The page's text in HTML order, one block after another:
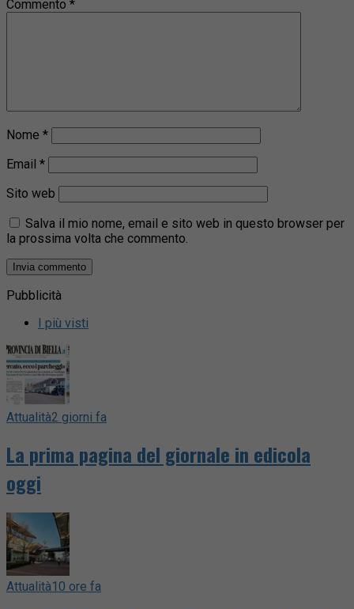
Commento *
Nome *
Email *
Sito web
Salva il mio nome, email e sito web in questo browser per
la prossima volta che commento.
Pubblicità
I più visti
Attualità2 giorni fa
La prima pagina del giornale in edicola
oggi
Attualità10 ore fa